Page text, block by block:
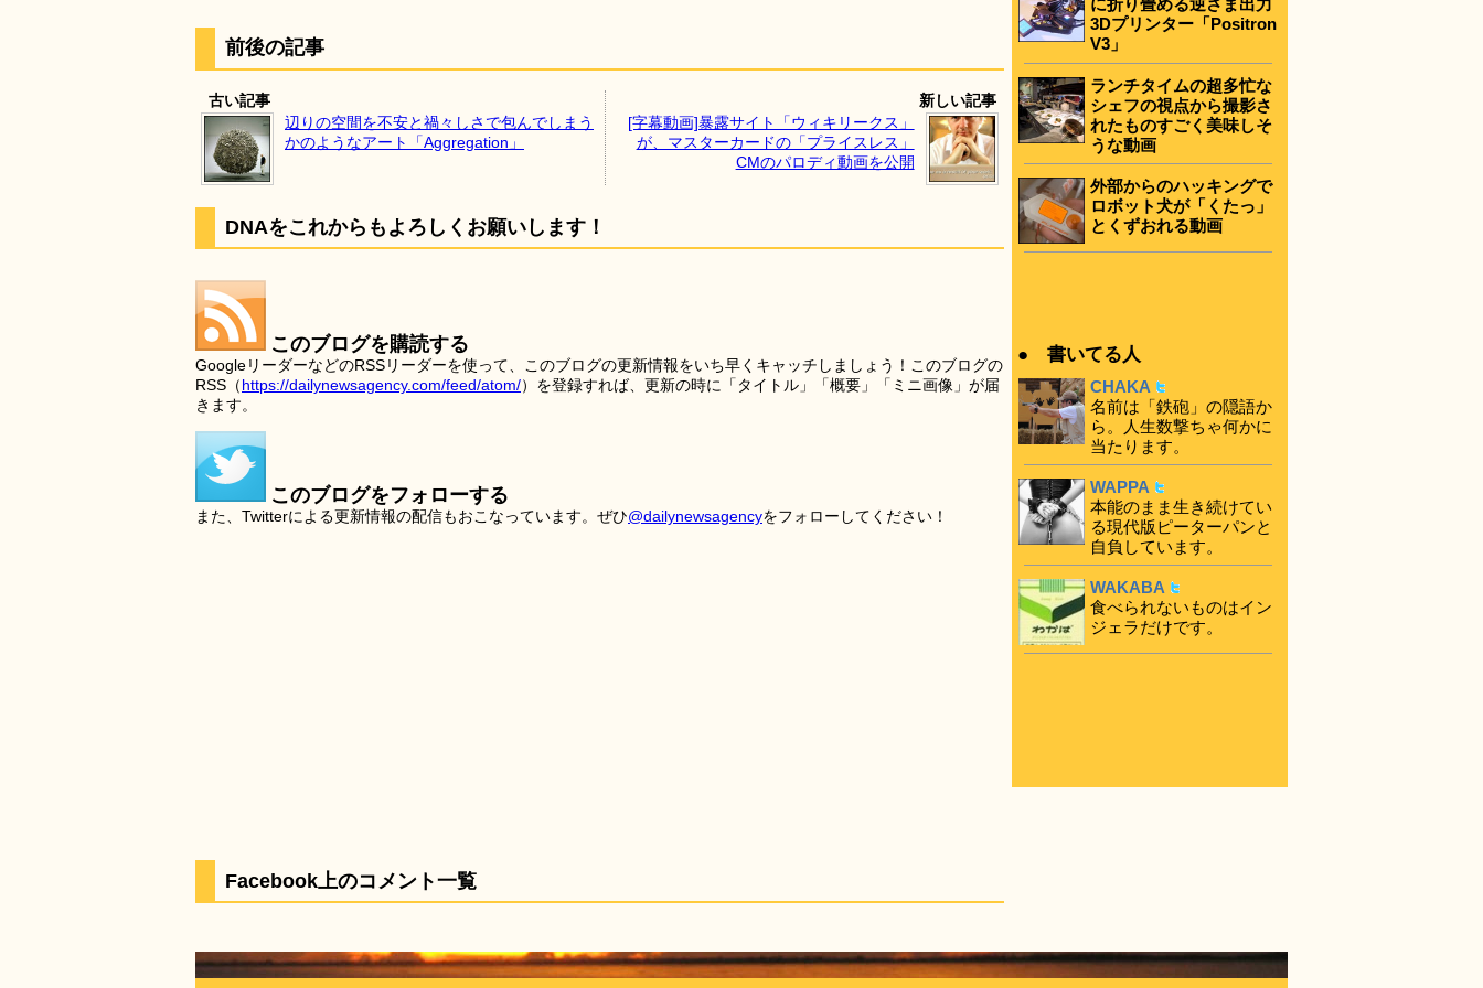
前後の記事
古い記事
辺りの空間を不安と禍々しさで包んでしまう
かのようなアート「Aggregation」
新しい記事
[字幕動画]暴露サイト「ウィキリークス」
が、マスターカードの「プライスレス」
CMのパロディ動画を公開
DNAをこれからもよろしくお願いします！
このブログを購読する
GoogleリーダーなどのRSSリーダーを使って、このブログの更新情報をいち早くキャッチしましょう！このブログの
RSS（https://dailynewsagency.com/feed/atom/）を登録すれば、更新の時に「タイトル」「概要」「ミニ画像」が届
きます。
このブログをフォローする
また、Twitterによる更新情報の配信もおこなっています。ぜひ@dailynewsagencyをフォローしてください！
Facebook上のコメント一覧
に折り畳める逆さま出力
3Dプリンター「Positron
V3」
ランチタイムの超多忙な
シェフの視点から撮影さ
れたものすごく美味しそ
うな動画
外部からのハッキングで
ロボット犬が「くたっ」
とくずおれる動画
● 書いてる人
CHAKA
名前は「鉄砲」の隠語か
ら。人生数撃ちゃ何かに
当たります。
WAPPA
本能のまま生き続けてい
る現代版ピーターパンと
自負しています。
WAKABA
食べられないものはイン
ジェラだけです。